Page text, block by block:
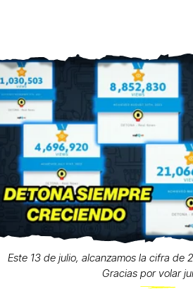
Este 13 de julio, alcanzamos la cifra de
Gracias por volar